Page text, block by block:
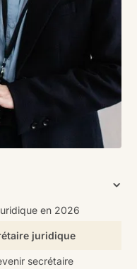
en 2026
juridique
secrétaire